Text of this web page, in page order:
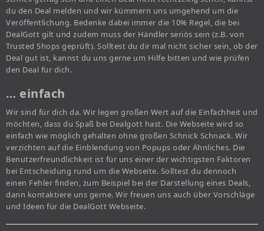
du den Deal melden und wir kümmern uns umgehend um die
Veröffentlichung. Bedenke dabei immer die 10% Regel, die bei
DealGott gilt und zudem muss der Händler seriös sein (z.B. von
Trusted Shops geprüft). Solltest du dir mal nicht sicher sein, ob der
Deal gut ist, kannst du uns gerne um Hilfe bitten und wie prüfen
den Deal für dich.
… einfach
Wir sind für dich da. Wir legen großen Wert auf die Einfachheit und
möchten, dass du Spaß bei Dealgott hast. Die Webseite wird so
einfach wie möglich gehalten ohne großen Schnick Schnack. Wir
verzichten auf die Einblendung von Popups oder Ähnliches. Die
Benutzerfreundlichkeit ist für uns einer der wichtigsten Faktoren
bei Entscheidung rund um die Webseite. Solltest du dennoch
einen Fehler finden, zum Beispiel bei der Darstellung eines Deals,
dann kontaktiere uns gerne. Wir freuen uns auch über Vorschläge
und Ideen für die DealGott Webseite.